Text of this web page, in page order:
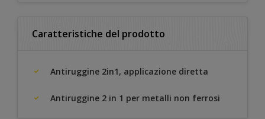
Caratteristiche del prodotto
Antiruggine 2in1, applicazione diretta
Antiruggine 2 in 1 per metalli non ferrosi